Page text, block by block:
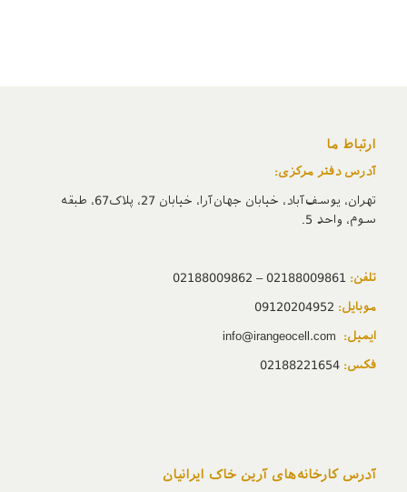
ارتباط ما
آدرس دفتر مرکزی:
تهران، یوسف‌آباد، خیابان جهان‌آرا، خیابان 27، پلاک67، طبقه
سوم، واحد 5.
تلفن: 02188009861 – 02188009862
موبایل:
ایمیل:
فکس: 02188221654
آدرس‌ کارخانه‌های آرین خاک ایرانیان